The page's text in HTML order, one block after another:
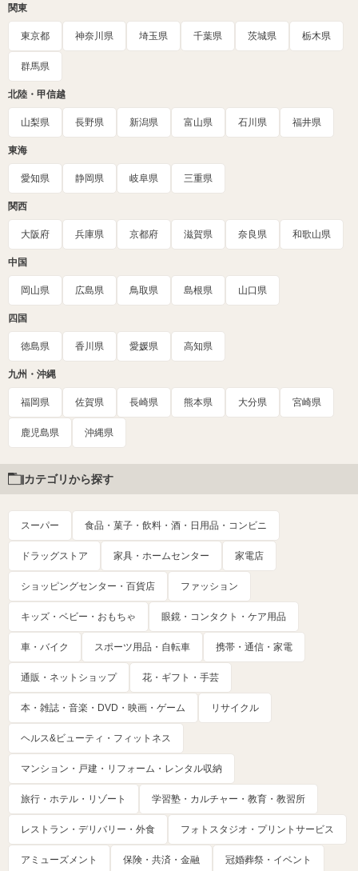
関東
東京都 神奈川県 埼玉県 千葉県 茨城県 栃木県
群馬県
北陸・甲信越
山梨県 長野県 新潟県 富山県 石川県 福井県
東海
愛知県 静岡県 岐阜県 三重県
関西
大阪府 兵庫県 京都府 滋賀県 奈良県 和歌山県
中国
岡山県 広島県 鳥取県 島根県 山口県
四国
徳島県 香川県 愛媛県 高知県
九州・沖縄
福岡県 佐賀県 長崎県 熊本県 大分県 宮崎県
鹿児島県 沖縄県
カテゴリから探す
スーパー 食品・菓子・飲料・酒・日用品・コンビニ
ドラッグストア 家具・ホームセンター 家電店
ショッピングセンター・百貨店 ファッション
キッズ・ベビー・おもちゃ 眼鏡・コンタクト・ケア用品
車・バイク スポーツ用品・自転車 携帯・通信・家電
通販・ネットショップ 花・ギフト・手芸
本・雑誌・音楽・DVD・映画・ゲーム リサイクル
ヘルス&ビューティ・フィットネス
マンション・戸建・リフォーム・レンタル収納
旅行・ホテル・リゾート 学習塾・カルチャー・教育・教習所
レストラン・デリバリー・外食 フォトスタジオ・プリントサービス
アミューズメント 保険・共済・金融 冠婚葬祭・イベント